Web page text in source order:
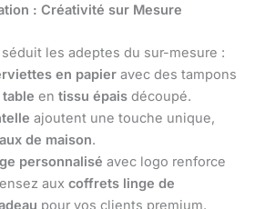
: Créativité sur Mesure
séduit les adeptes du sur-mesure :
en papier avec des tampons
en tissu épais découpé.
ajoutent une touche unique,
de maison.
personnalisé avec logo renforce
aux coffrets linge de
pour vos clients premium.